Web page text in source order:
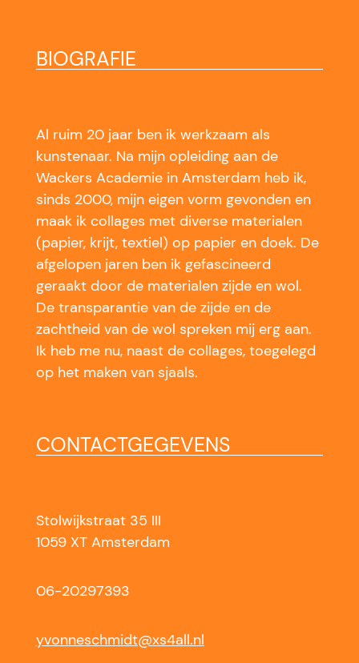
BIOGRAFIE
Al ruim 20 jaar ben ik werkzaam als
kunstenaar. Na mijn opleiding aan de
Wackers Academie in Amsterdam heb ik,
sinds 2000, mijn eigen vorm gevonden en
maak ik collages met diverse materialen
(papier, krijt, textiel) op papier en doek. De
afgelopen jaren ben ik gefascineerd
geraakt door de materialen zijde en wol.
De transparantie van de zijde en de
zachtheid van de wol spreken mij erg aan.
Ik heb me nu, naast de collages, toegelegd
op het maken van sjaals.
CONTACTGEGEVENS
Stolwijkstraat 35 III
1059 XT Amsterdam
06-20297393
yvonneschmidt@xs4all.nl